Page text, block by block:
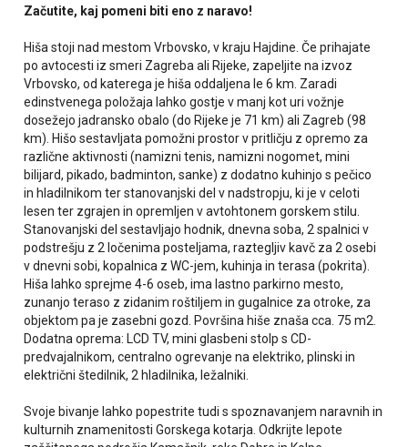
Začutite, kaj pomeni biti eno z naravo!
Hiša stoji nad mestom Vrbovsko, v kraju Hajdine. Če prihajate
po avtocesti iz smeri Zagreba ali Rijeke, zapeljite na izvoz
Vrbovsko, od katerega je hiša oddaljena le 6 km. Zaradi
edinstvenega položaja lahko gostje v manj kot uri vožnje
dosežejo jadransko obalo (do Rijeke je 71 km) ali Zagreb (98
km). Hišo sestavljata pomožni prostor v pritličju z opremo za
različne aktivnosti (namizni tenis, namizni nogomet, mini
bilijard, pikado, badminton, sanke) z dodatno kuhinjo s pečico
in hladilnikom ter stanovanjski del v nadstropju, ki je v celoti
lesen ter zgrajen in opremljen v avtohtonem gorskem stilu.
Stanovanjski del sestavljajo hodnik, dnevna soba, 2 spalnici v
podstrešju z 2 ločenima posteljama, raztegljiv kavč za 2 osebi
v dnevni sobi, kopalnica z WC-jem, kuhinja in terasa (pokrita).
Hiša lahko sprejme 4-6 oseb, ima lastno parkirno mesto,
zunanjo teraso z zidanim roštiljem in gugalnice za otroke, za
objektom pa je zasebni gozd. Površina hiše znaša cca. 75 m2.
Dodatna oprema: LCD TV, mini glasbeni stolp s CD-
predvajalnikom, centralno ogrevanje na elektriko, plinski in
električni štedilnik, 2 hladilnika, ležalniki.
Svoje bivanje lahko popestrite tudi s spoznavanjem naravnih in
kulturnih znamenitosti Gorskega kotarja. Odkrijte lepote